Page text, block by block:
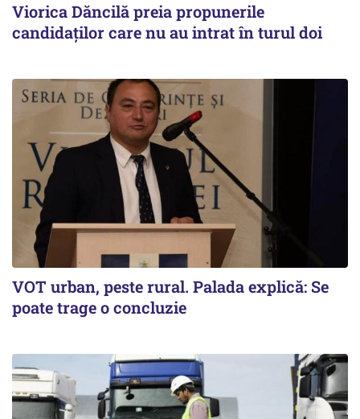
Viorica Dăncilă preia propunerile
candidaților care nu au intrat în turul doi
VOT urban, peste rural. Palada explică: Se
poate trage o concluzie